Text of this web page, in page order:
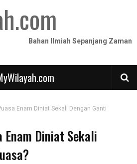
Bahan Ilmiah Sepanjang Zaman
Enam Diniat Sekali Dengan Ganti
Enam Diniat Sekali